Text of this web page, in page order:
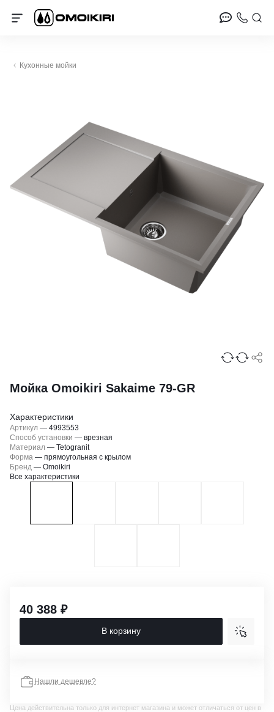
Кухонные мойки
Мойка Omoikiri Sakaime 79-GR
Характеристики
Артикул — 4993553
Способ установки — врезная
Материал — Tetogranit
Форма — прямоугольная с крылом
Бренд — Omoikiri
Все характеристики
40 388 ₽
В корзину
Нашли дешевле?
Цена действительна только для интернет магазина и может отличаться от цен в